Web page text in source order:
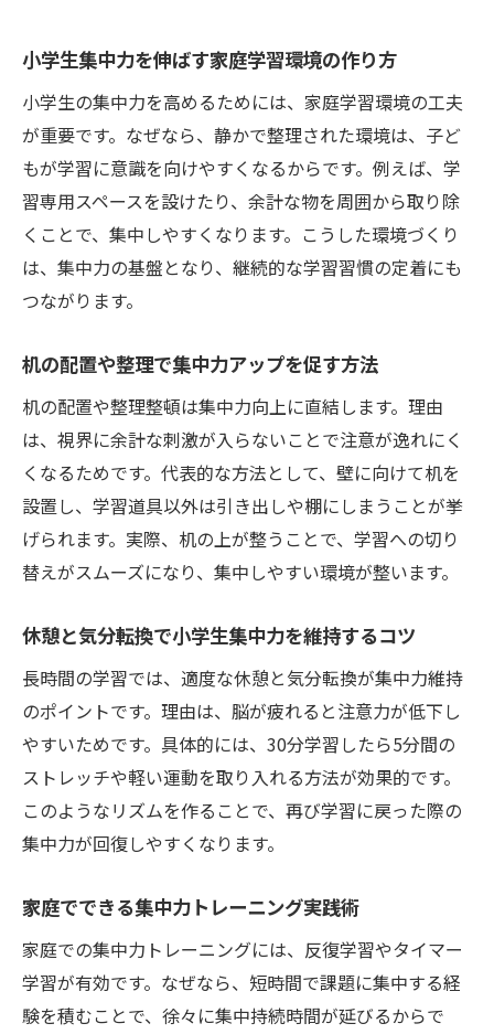
公文式と合わせて選びたい集中力向上の習
い事
短期教室や体験で集中力が育つポイント
夏休み短期教室で小学生集中力を高める秘
体験型学習が集中力アップに繋がる理由
短期教室で得られる集中力と自己肯定感の
小学生集中力が伸びる体験の選び方ガイド
公文式と短期教室の併用で集中力倍増
集中力を伸ばす短期教室の選び方と注意点
集中力維持のために今日から始めること
小学生集中力を持続させる日常習慣のポイ
ント
毎日の生活リズムで集中力アップを目指す
家庭と公文式で集中力を同時に鍛える工夫
短時間集中学習で小学生集中力を最大限に
引き出す
日常生活の中で集中力を高める工夫とアイ
継続的なトレーニングで小学生集中力を維
小学生集中力を伸ばす家庭学習環境の作り方
小学生の集中力を高めるためには、家庭学習環境の工夫
が重要です。なぜなら、静かで整理された環境は、子ど
もが学習に意識を向けやすくなるからです。例えば、学
習専用スペースを設けたり、余計な物を周囲から取り除
くことで、集中しやすくなります。こうした環境づくり
は、集中力の基盤となり、継続的な学習習慣の定着にも
つながります。
机の配置や整理で集中力アップを促す方法
机の配置や整理整頓は集中力向上に直結します。理由
は、視界に余計な刺激が入らないことで注意が逸れにく
くなるためです。代表的な方法として、壁に向けて机を
設置し、学習道具以外は引き出しや棚にしまうことが挙
げられます。実際、机の上が整うことで、学習への切り
替えがスムーズになり、集中しやすい環境が整います。
休憩と気分転換で小学生集中力を維持するコツ
長時間の学習では、適度な休憩と気分転換が集中力維持
のポイントです。理由は、脳が疲れると注意力が低下し
やすいためです。具体的には、30分学習したら5分間の
ストレッチや軽い運動を取り入れる方法が効果的です。
このようなリズムを作ることで、再び学習に戻った際の
集中力が回復しやすくなります。
家庭でできる集中力トレーニング実践術
家庭での集中力トレーニングには、反復学習やタイマー
学習が有効です。なぜなら、短時間で課題に集中する経
験を積むことで、徐々に集中持続時間が延びるからで